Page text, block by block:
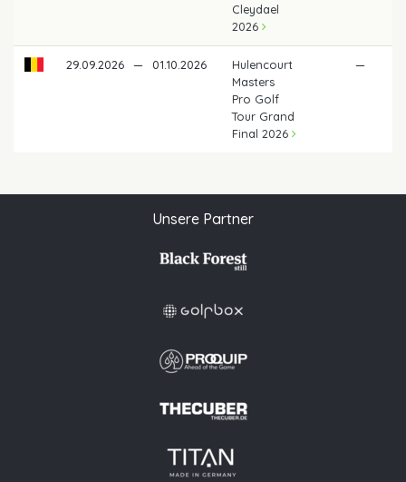
Cleydael
2026
29.09.2026 — 01.10.2026
Hulencourt
Masters
Pro Golf
Tour Grand
Final 2026
—
Unsere Partner